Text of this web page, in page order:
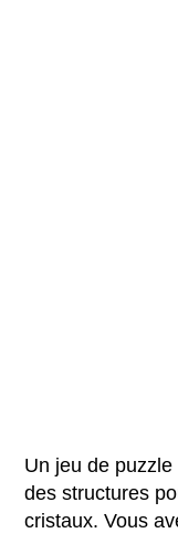
Un jeu de
des structures
cristaux. Vous